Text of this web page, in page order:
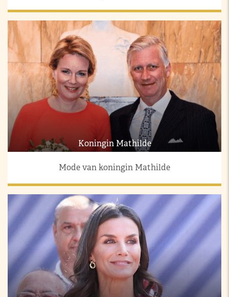
Koningin Mathilde
Mode van koningin Mathilde